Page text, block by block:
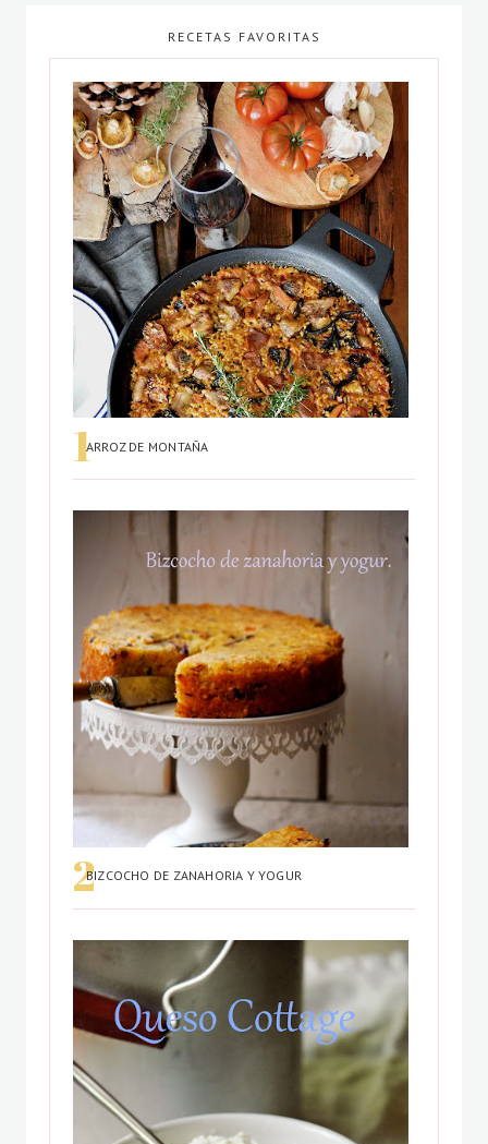
RECETAS FAVORITAS
ARROZ DE MONTAÑA
BIZCOCHO DE ZANAHORIA Y YOGUR